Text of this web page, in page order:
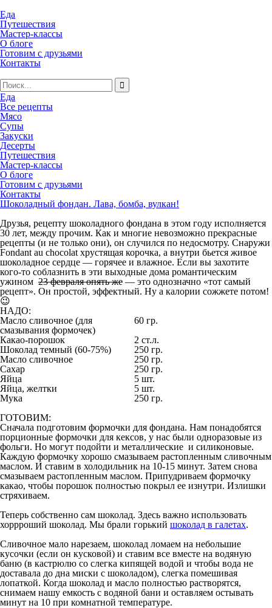
Еда
Путешествия
Мастер-классы
О блоге
Готовим с друзьями
Контакты
Еда
Все рецепты
Мясо
Супы
Закуски
Десерты
Путешествия
Мастер-классы
О блоге
Готовим с друзьями
Контакты
Шоколадный фондан. Лава, бомба, вулкан!
Друзья, рецепту шоколадного фондана в этом году исполняется
30 лет, между прочим. Как и многие невозможно прекрасные
рецепты (и не только они), он случился по недосмотру. Снаружи
Fondant au chocolat хрустящая корочка, а внутри бьется живое
шоколадное сердце — горячее и влажное. Если вы захотите
кого-то соблазнить в эти выходные дома романтическим
ужином 23 февраля опять же — это однозначно «тот самый
рецепт». Он простой, эффектный. Ну а калории сожжете потом!
😉
НАДО:
Масло сливочное (для
смазывания формочек)
60 гр.
Какао-порошок
2 ст.л.
Шоколад темный (60-75%)
250 гр.
Масло сливочное
250 гр.
Сахар
250 гр.
Яйца
5 шт.
Яйца, желтки
5 шт.
Мука
250 гр.
ГОТОВИМ:
Сначала подготовим формочки для фондана. Нам понадобятся
порционные формочки для кексов, у нас были одноразовые из
фольги. Но могут подойти и металлические и силиконовые.
Каждую формочку хорошо смазываем растопленным сливочным
маслом. И ставим в холодильник на 10-15 минут. Затем снова
смазываем растопленным маслом. Припудриваем формочку
какао, чтобы порошок полностью покрыл ее изнутри. Излишки
стряхиваем.
Теперь собственно сам шоколад. Здесь важно использовать
хоррроший шоколад. Мы брали горький шоколад в галетах.
Сливочное мало нарезаем, шоколад ломаем на небольшие
кусочки (если он кусковой) и ставим все вместе на водяную
баню (в кастрюлю со слегка кипящей водой и чтобы вода не
доставала до дна миски с шоколадом), слегка помешивая
лопаткой. Когда шоколад и масло полностью растворятся,
снимаем нашу емкость с водяной бани и оставляем остывать
минут на 10 при комнатной температуре.